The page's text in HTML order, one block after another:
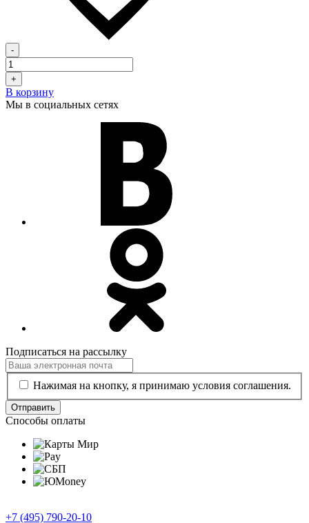
-
+
В корзину
Мы в социальных сетях
Подписаться на рассылку
Нажимая на кнопку, я принимаю условия соглашения.
Отправить
Способы оплаты
+7 (495) 790-20-10